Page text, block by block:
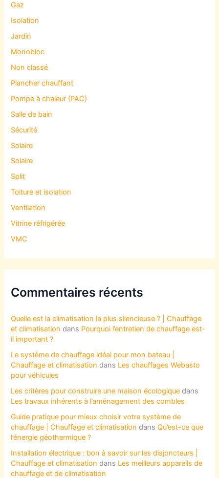
Gaz
Isolation
Jardin
Monobloc
Non classé
Plancher chauffant
Pompe à chaleur (PAC)
Salle de bain
Sécurité
Solaire
Solaire
Split
Toiture et isolation
Ventilation
Vitrine réfrigérée
VMC
Commentaires récents
Quelle est la climatisation la plus silencieuse ? | Chauffage
et climatisation dans Pourquoi l’entretien de chauffage est-
il important ?
Le système de chauffage idéal pour mon bateau |
Chauffage et climatisation dans Les chauffages Webasto
pour véhicules
Les critères pour construire une maison écologique dans
Les travaux inhérents à l’aménagement des combles
Guide pratique pour mieux choisir votre système de
chauffage | Chauffage et climatisation dansQu’est-ce que
l’énergie géothermique ?
Installation électrique : bon à savoir sur les disjoncteurs |
Chauffage et climatisation dans Les meilleurs appareils de
chauffage et de climatisation